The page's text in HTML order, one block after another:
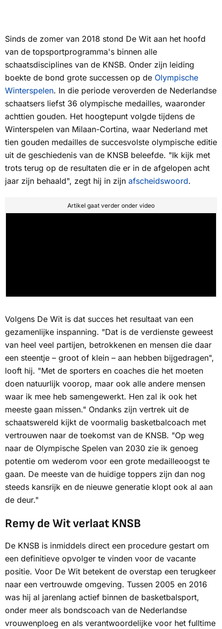
Sinds de zomer van 2018 stond De Wit aan het hoofd
van de topsportprogramma's binnen alle
schaatsdisciplines van de KNSB. Onder zijn leiding
boekte de bond grote successen op de Olympische
Winterspelen. In die periode veroverden de Nederlandse
schaatsers liefst 36 olympische medailles, waaronder
achttien gouden. Het hoogtepunt volgde tijdens de
Winterspelen van Milaan-Cortina, waar Nederland met
tien gouden medailles de succesvolste olympische editie
uit de geschiedenis van de KNSB beleefde. "Ik kijk met
trots terug op de resultaten die er in de afgelopen acht
jaar zijn behaald", zegt hij in zijn afscheidswoord.
Artikel gaat verder onder video
Volgens De Wit is dat succes het resultaat van een
gezamenlijke inspanning. "Dat is de verdienste geweest
van heel veel partijen, betrokkenen en mensen die daar
een steentje – groot of klein – aan hebben bijgedragen",
looft hij. "Met de sporters en coaches die het moeten
doen natuurlijk voorop, maar ook alle andere mensen
waar ik mee heb samengewerkt. Hen zal ik ook het
meeste gaan missen." Ondanks zijn vertrek uit de
schaatswereld kijkt de voormalig basketbalcoach met
vertrouwen naar de toekomst van de KNSB. "Op weg
naar de Olympische Spelen van 2030 zie ik genoeg
potentie om wederom voor een grote medailleoogst te
gaan. De meeste van de huidige toppers zijn dan nog
steeds kansrijk en de nieuwe generatie klopt ook al aan
de deur."
Remy de Wit verlaat KNSB
De KNSB is inmiddels direct een procedure gestart om
een definitieve opvolger te vinden voor de vacante
positie. Voor De Wit betekent de overstap een terugkeer
naar een vertrouwde omgeving. Tussen 2005 en 2016
was hij al jarenlang actief binnen de basketbalsport,
onder meer als bondscoach van de Nederlandse
vrouwenploeg en als verantwoordelijke voor het fulltime